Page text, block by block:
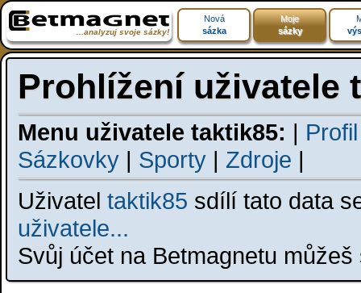
...analyzuj svoje sázky!
Nová
sázka
Moje
sázky
Prohlížení uživatele
Menu uživatele taktik85: |
Sázkovky | Sporty | Zdroje |
Uživatel taktik85 sdílí tato data
uživatele...
Svůj účet na Betmagnetu